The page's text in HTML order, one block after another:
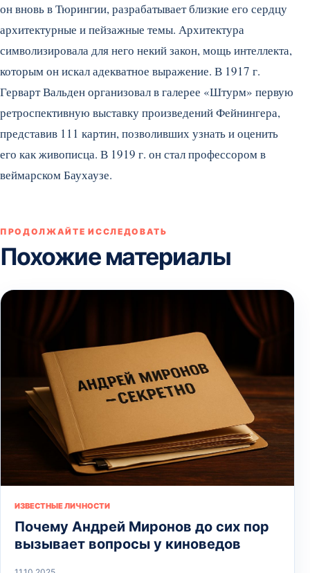
он вновь в Тюрингии, разрабатывает близкие его сердцу
архитектурные и пейзажные темы. Архитектура
символизировала для него некий закон, мощь интеллекта,
которым он искал адекватное выражение. В 1917 г.
Герварт Вальден организовал в галерее «Штурм» первую
ретроспективную выставку произведений Фейнингера,
представив 111 картин, позволивших узнать и оценить
его как живописца. В 1919 г. он стал профессором в
веймарском Баухаузе.
ПРОДОЛЖАЙТЕ ИССЛЕДОВАТЬ
Похожие материалы
ИЗВЕСТНЫЕ ЛИЧНОСТИ
Почему Андрей Миронов до сих пор
вызывает вопросы у киноведов